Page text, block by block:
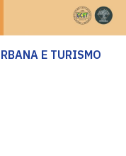
E TURISMO